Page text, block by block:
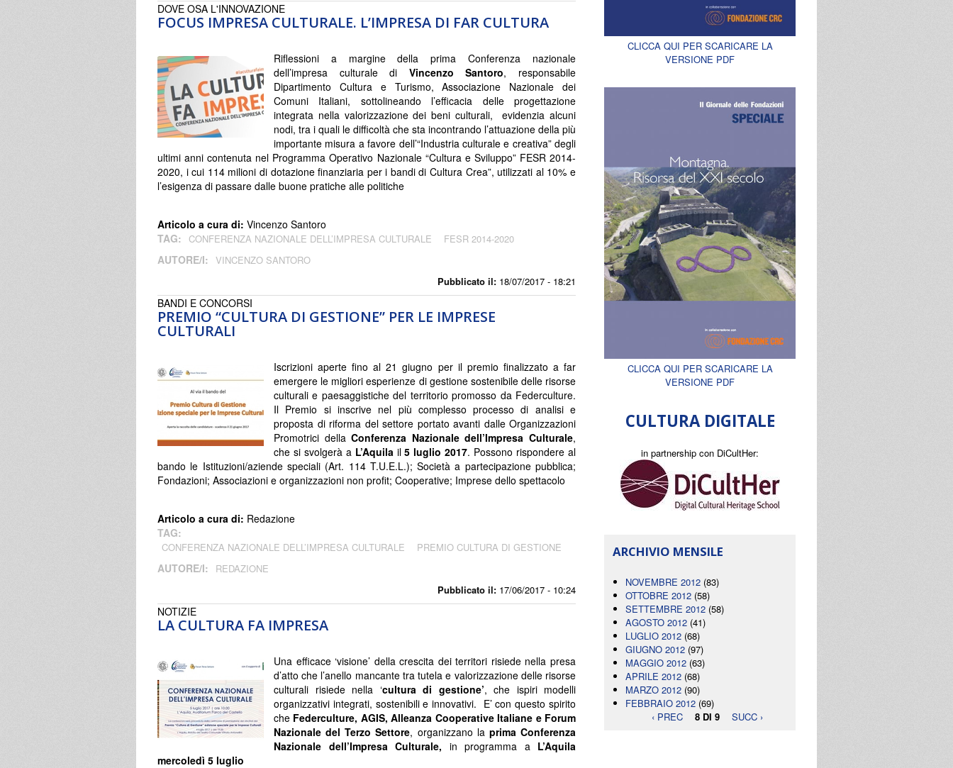
FOCUS IMPRESA CULTURALE. L’IMPRESA DI FAR CULTURA
Pubblicato il: 18/07/2017 - 18:21
DOVE OSA L'INNOVAZIONE
Riflessioni a margine della prima Conferenza nazionale
dell’impresa culturale di Vincenzo Santoro, responsabile
Dipartimento Cultura e Turismo, Associazione Nazionale dei
Comuni Italiani, sottolineando l’efficacia delle progettazione
integrata nella valorizzazione dei beni culturali, evidenzia alcuni
nodi, tra i quali le difficoltà che sta incontrando l’attuazione della più
importante misura a favore dell’“Industria culturale e creativa” degli
ultimi anni contenuta nel Programma Operativo Nazionale “Cultura e Sviluppo” FESR 2014-
2020, i cui 114 milioni di dotazione finanziaria per i bandi di Cultura Crea”, utilizzati al 10% e
l’esigenza di passare dalle buone pratiche alle politiche
Articolo a cura di: Vincenzo Santoro
TAG:
CONFERENZA NAZIONALE DELL’IMPRESA CULTURALE FESR 2014-2020
AUTORE/I: VINCENZO SANTORO
PREMIO “CULTURA DI GESTIONE” PER LE IMPRESE
CULTURALI
Pubblicato il: 17/06/2017 - 10:24
BANDI E CONCORSI
Iscrizioni aperte fino al 21 giugno per il premio finalizzato a far
emergere le migliori esperienze di gestione sostenibile delle risorse
culturali e paesaggistiche del territorio promosso da Federculture.
Il Premio si inscrive nel più complesso processo di analisi e
proposta di riforma del settore portato avanti dalle Organizzazioni
Promotrici dellaConferenza Nazionale dell’Impresa Culturale,
che si svolgerà a L’Aquila il5 luglio 2017. Possono rispondere al
bando le Istituzioni/aziende speciali (Art. 114 T.U.E.L.); Società a partecipazione pubblica;
Fondazioni; Associazioni e organizzazioni non profit; Cooperative; Imprese dello spettacolo
Articolo a cura di: Redazione
TAG:
CONFERENZA NAZIONALE DELL’IMPRESA CULTURALE PREMIO CULTURA DI GESTIONE
AUTORE/I: REDAZIONE
LA CULTURA FA IMPRESA
NOTIZIE
Una efficace ‘visione’ della crescita dei territori risiede nella presa
d’atto che l’anello mancante tra tutela e valorizzazione delle risorse
culturali risiede nella ‘cultura di gestione’, che ispiri modelli
organizzativi integrati, sostenibili e innovativi. E’ con questo spirito
che Federculture, AGIS, Alleanza Cooperative Italiane e Forum
Nazionale del Terzo Settore, organizzano la prima Conferenza
Nazionale dell’Impresa Culturale, in programma a L’Aquila
mercoledì 5 luglio
CLICCA QUI PER SCARICARE LA
VERSIONE PDF
CLICCA QUI PER SCARICARE LA
VERSIONE PDF
CULTURA DIGITALE
in partnership con DiCultHer:
ARCHIVIO MENSILE
NOVEMBRE 2012 (83)
OTTOBRE 2012 (58)
SETTEMBRE 2012 (58)
AGOSTO 2012 (41)
LUGLIO 2012 (68)
GIUGNO 2012 (97)
MAGGIO 2012 (63)
APRILE 2012 (68)
MARZO 2012 (90)
FEBBRAIO 2012 (69)
‹ PREC
8 DI 9 SUCC ›